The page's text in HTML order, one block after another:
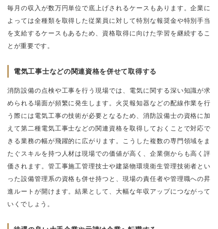
毎月の収入が数万円単位で底上げされるケースもあります。企業に
よっては全種類を取得した従業員に対して特別な報奨金や特別手当
を支給するケースもあるため、資格取得に向けた学習を継続するこ
とが重要です。
電気工事士などの関連資格を併せて取得する
消防設備の点検や工事を行う現場では、電気に関する深い知識が求
められる場面が頻繁に発生します。火災報知器などの配線作業を行
う際には電気工事の技術が必要となるため、消防設備士の資格に加
えて第二種電気工事士などの関連資格を取得しておくことで対応で
きる業務の幅が飛躍的に広がります。こうした複数の専門領域をま
たぐスキルを持つ人材は現場での価値が高く、企業側からも高く評
価されます。管工事施工管理技士や建築物環境衛生管理技術者とい
った設備管理系の資格も併せ持つと、現場の責任者や管理職への昇
進ルートが開けます。結果として、大幅な年収アップにつながって
いくでしょう。